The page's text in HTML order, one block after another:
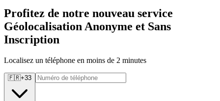
Profitez de notre nouveau service
Géolocalisation Anonyme et Sans
Inscription
Localisez un téléphone en moins de 2 minutes
🇫🇷+33